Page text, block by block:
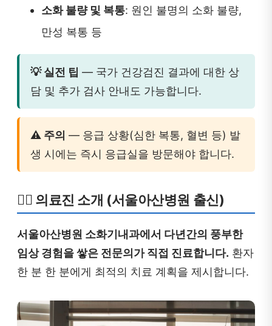
소화 불량 및 복통: 원인 불명의 소화 불량,
만성 복통 등
💡 실전 팁 — 국가 건강검진 결과에 대한 상
담 및 추가 검사 안내도 가능합니다.
⚠️ 주의 — 응급 상황(심한 복통, 혈변 등) 발
생 시에는 즉시 응급실을 방문해야 합니다.
👩‍⚕️ 의료진 소개 (서울아산병원 출신)
서울아산병원 소화기내과에서 다년간의 풍부한
임상 경험을 쌓은 전문의가 직접 진료합니다. 환자
한 분 한 분에게 최적의 치료 계획을 제시합니다.